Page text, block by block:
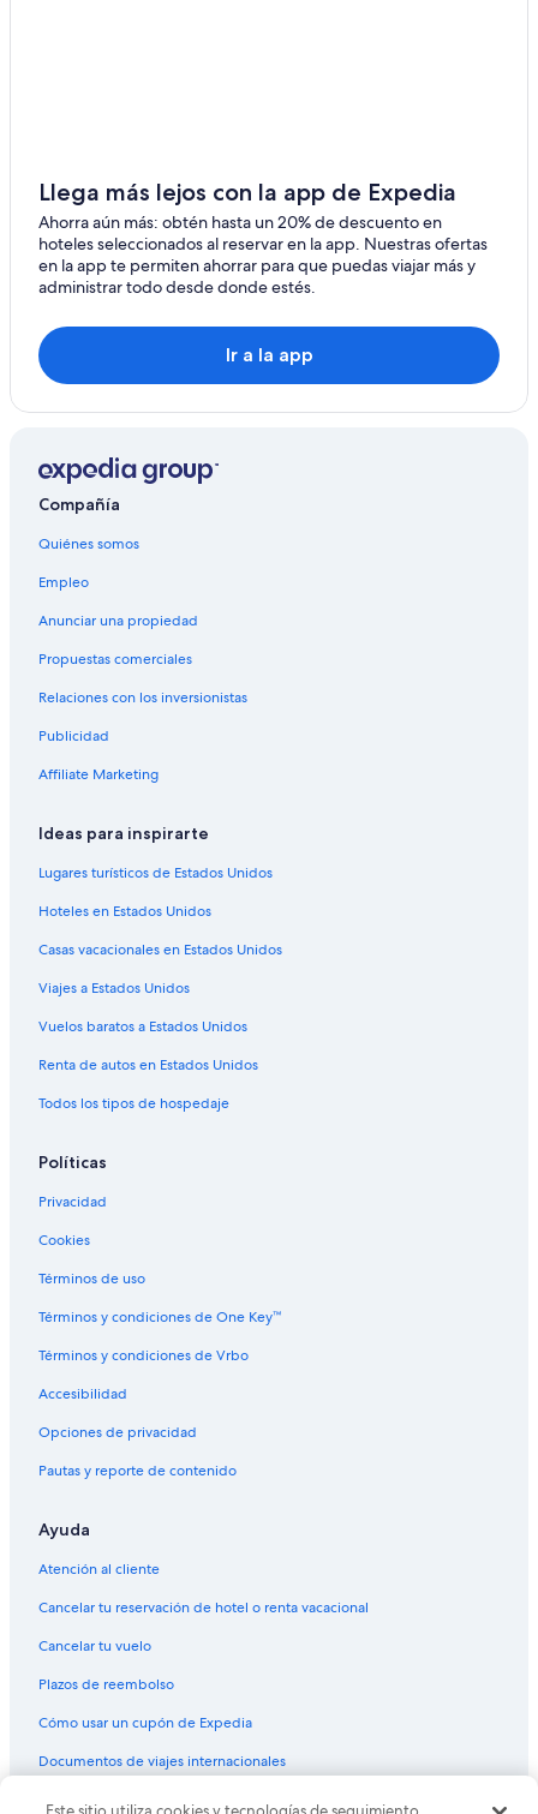
Hoteles en Gilde
Hoteles en Kernstadt Lehrte
Hoteles en Stederdorf
Hoteles de Motel One en Celle
Hoteles en Celle
Hoteles de Dormero en Lindwedel
Hoteles en Lindwedel
Hoteles en Didderse
Hoteles en Wietze
Hoteles en Hankensbuttel
Hoteles en Höfer
Hoteles en Wittingen
Hoteles en Wietzendorf
B&B en Wedemark
Hoteles en Wedemark
Hoteles en Ummern
Hoteles en Isenbuttel
Llega más lejos con la app de Expedia
Ahorra aún más: obtén hasta un 20% de descuento en
hoteles seleccionados al reservar en la app. Nuestras ofertas
en la app te permiten ahorrar para que puedas viajar más y
administrar todo desde donde estés.
Ir a la app
Compañía
Quiénes somos
Empleo
Anunciar una propiedad
Propuestas comerciales
Relaciones con los inversionistas
Publicidad
Affiliate Marketing
Ideas para inspirarte
Lugares turísticos de Estados Unidos
Hoteles en Estados Unidos
Casas vacacionales en Estados Unidos
Viajes a Estados Unidos
Vuelos baratos a Estados Unidos
Renta de autos en Estados Unidos
Todos los tipos de hospedaje
Políticas
Privacidad
Cookies
Términos de uso
Términos y condiciones de One Key™
Términos y condiciones de Vrbo
Accesibilidad
Opciones de privacidad
Pautas y reporte de contenido
Ayuda
Atención al cliente
Cancelar tu reservación de hotel o renta vacacional
Cancelar tu vuelo
Plazos de reembolso
Cómo usar un cupón de Expedia
Documentos de viajes internacionales